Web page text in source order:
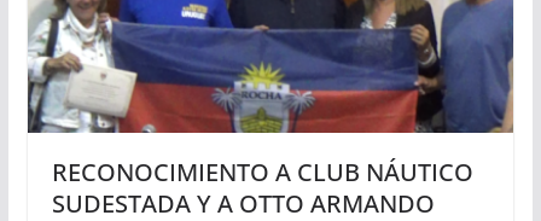
RECONOCIMIENTO A CLUB NÁUTICO
SUDESTADA Y A OTTO ARMANDO